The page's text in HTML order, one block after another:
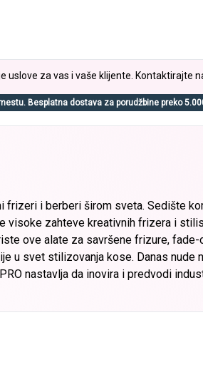
uslove za vas i vaše klijente. Kontaktirajte
Besplatna dostava za porudžbine preko
i berberi širom sveta. Sedište
visoke zahteve kreativnih frizera i
ove alate za savršene frizure,
u svet stilizovanja kose. Danas
nastavlja da inovira i predvodi